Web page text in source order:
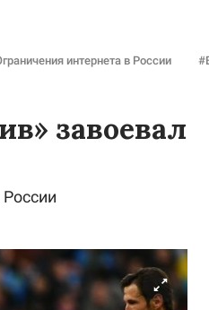
интернета в России
завоевал